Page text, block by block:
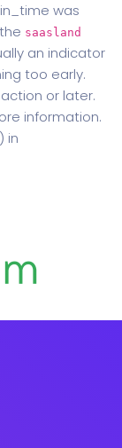
was
saasland
an indicator
too early.
action or later.
information.
in